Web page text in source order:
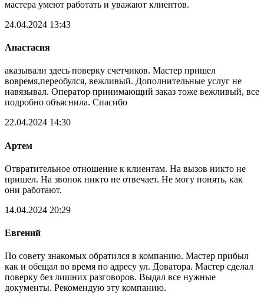
мастера умеют работать и уважают клиентов.
24.04.2024 13:43
Анастасия
аказывали здесь поверку счетчиков. Мастер пришел
вовремя,переобулся, вежливый. Дополнительные услуг не
навязывал. Оператор принимающий заказ тоже вежливый, все
подробно объяснила. Спасибо
22.04.2024 14:30
Артем
Отвратительное отношение к клиентам. На вызов никто не
пришел. На звонок никто не отвечает. Не могу понять, как
они работают.
14.04.2024 20:29
Евгений
По совету знакомых обратился в компанию. Мастер прибыл
как и обещал во время по адресу ул. Доватора. Мастер сделал
поверку без лишних разговоров. Выдал все нужные
документы. Рекомендую эту компанию.